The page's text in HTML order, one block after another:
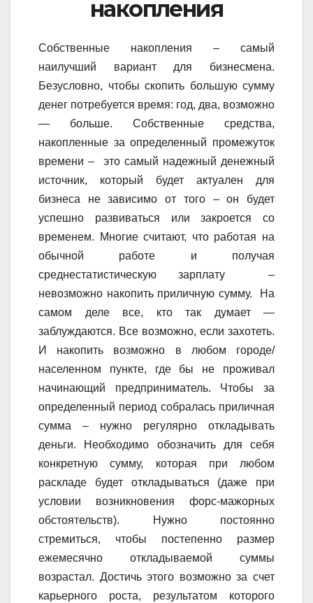
накопления
Собственные накопления – самый
наилучший вариант для бизнесмена.
Безусловно, чтобы скопить большую сумму
денег потребуется время: год, два, возможно
— больше. Собственные средства,
накопленные за определенный промежуток
времени – это самый надежный денежный
источник, который будет актуален для
бизнеса не зависимо от того – он будет
успешно развиваться или закроется со
временем. Многие считают, что работая на
обычной работе и получая
среднестатистическую зарплату –
невозможно накопить приличную сумму. На
самом деле все, кто так думает —
заблуждаются. Все возможно, если захотеть.
И накопить возможно в любом городе/
населенном пункте, где бы не проживал
начинающий предприниматель. Чтобы за
определенный период собралась приличная
сумма – нужно регулярно откладывать
деньги. Необходимо обозначить для себя
конкретную сумму, которая при любом
раскладе будет откладываться (даже при
условии возникновения форс-мажорных
обстоятельств). Нужно постоянно
стремиться, чтобы постепенно размер
ежемесячно откладываемой суммы
возрастал. Достичь этого возможно за счет
карьерного роста, результатом которого